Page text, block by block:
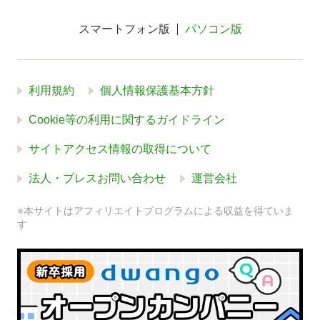
スマートフォン版 パソコン版
利用規約 個人情報保護基本方針
Cookie等の利用に関するガイドライン
サイトアクセス情報の取得について
法人・プレスお問い合わせ 運営会社
※本サイトはアフィリエイトプログラムによる収益を得ていま
す